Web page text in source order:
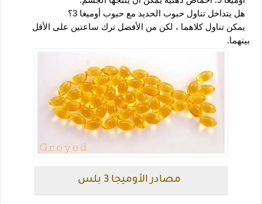
هل يتداخل تناول حبوب الحديد مع حبوب أوميغا 3؟
بينهما.
مصادر الأوميجا 3 بلس